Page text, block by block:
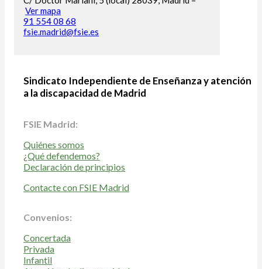
Ver mapa
91 554 08 68
fsie.madrid@fsie.es
Sindicato Independiente de Enseñanza y atención
a la discapacidad de Madrid
FSIE Madrid:
Quiénes somos
¿Qué defendemos?
Declaración de principios
Contacte con FSIE Madrid
Convenios:
Concertada
Privada
Infantil